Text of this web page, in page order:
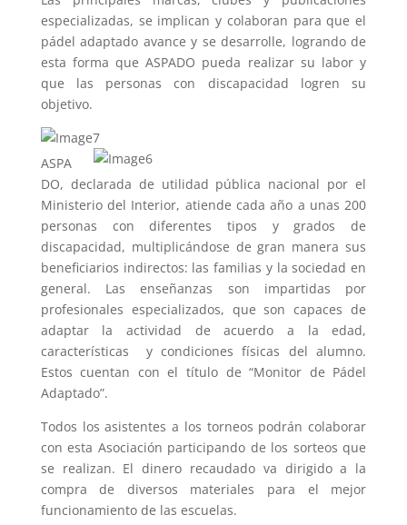
especializadas, se implican y colaboran para que el
pádel adaptado avance y se desarrolle, logrando de
esta forma que ASPADO pueda realizar su labor y
que las personas con discapacidad logren su
objetivo.
ASPA
DO, declarada de utilidad pública nacional por el
Ministerio del Interior, atiende cada año a unas 200
personas con diferentes tipos y grados de
discapacidad, multiplicándose de gran manera sus
beneficiarios indirectos: las familias y la sociedad en
general. Las enseñanzas son impartidas por
profesionales especializados, que son capaces de
adaptar la actividad de acuerdo a la edad,
características y condiciones físicas del alumno.
Estos cuentan con el título de “Monitor de Pádel
Adaptado”.
Todos los asistentes a los torneos podrán colaborar
con esta Asociación participando de los sorteos que
se realizan. El dinero recaudado va dirigido a la
compra de diversos materiales para el mejor
funcionamiento de las escuelas.